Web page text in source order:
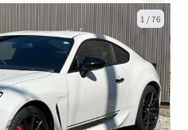
1 /76